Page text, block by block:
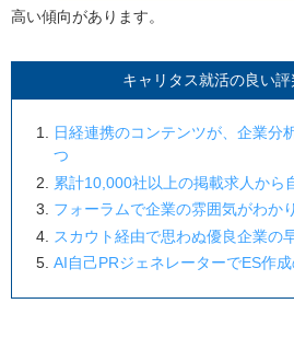
高い傾向があります。
キャリタス就活の良い評
日経連携のコンテンツが、企業分
つ
累計10,000社以上の掲載求人から
フォーラムで企業の雰囲気がわか
スカウト経由で思わぬ優良企業の
AI自己PRジェネレーターでES作